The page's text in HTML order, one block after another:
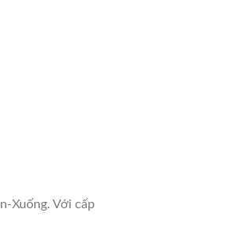
Xuống. Với cấp